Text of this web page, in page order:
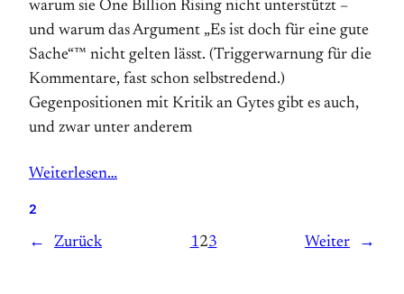
warum sie One Billion Rising nicht unterstützt –
und warum das Argument „Es ist doch für eine gute
Sache“™ nicht gelten lässt. (Triggerwarnung für die
Kommentare, fast schon selbstredend.)
Gegenpositionen mit Kritik an Gytes gibt es auch,
und zwar unter anderem
Weiterlesen…
2
← Zurück 123 Weiter →